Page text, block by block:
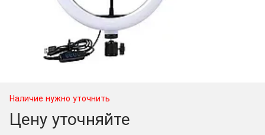
Наличие нужно уточнить
Цену уточняйте